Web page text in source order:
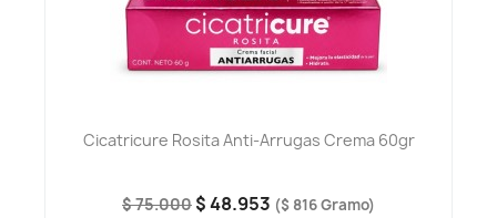
Cicatricure Rosita Anti-Arrugas Crema 60gr
$ 75.000 $ 48.953 ($ 816 Gramo)